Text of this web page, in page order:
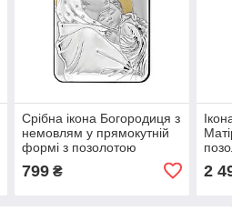
Срібна ікона Богородиця з
немовлям у прямокутній
формі з позолотою
7х10см Роберто Ферруцці
799₴ 2